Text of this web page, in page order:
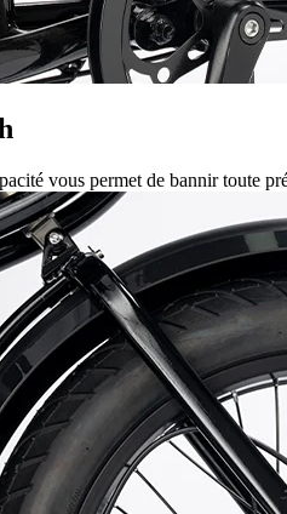
vous permet de bannir toute